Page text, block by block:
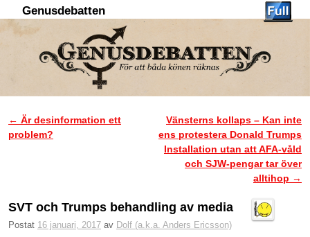
Genusdebatten
Inläggsnavigering
← Är desinformation ett
problem?
Vänsterns kollaps – Kan inte
ens protestera Donald Trumps
Installation utan att AFA-våld
och SJW-pengar tar över
alltihop →
SVT och Trumps behandling av media
Postat 16 januari, 2017 av Dolf (a.k.a. Anders Ericsson)